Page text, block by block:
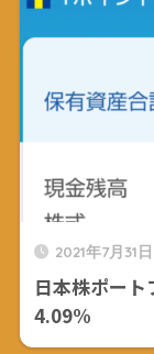
2021年7月31日
日本株ポー
4.09%